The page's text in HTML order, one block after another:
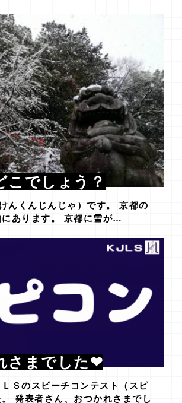
こでしょう？
んくんじんじゃ）です。 京都の
にあります。 京都に雪が…
さまでした❤
Ｓのスピーチコンテスト（スピ
発表者さん、おつかれさまでし